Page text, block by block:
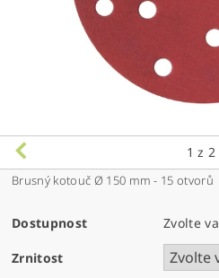
1 z 2
Brusný kotouč Ø 150 mm - 15 otvorů
Dostupnost Zvolte
Zrnitost